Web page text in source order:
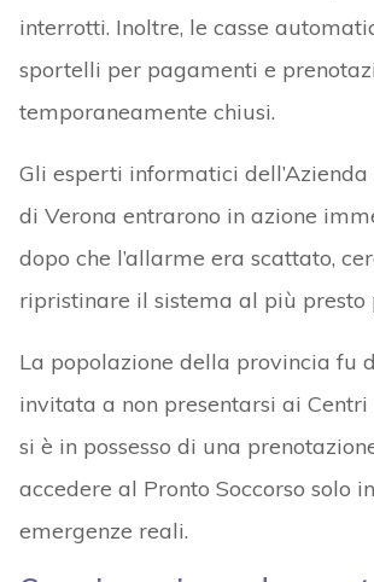
interrotti. Inoltre, le casse
sportelli per pagamenti e
temporaneamente chiusi.
Gli esperti informatici dell’Azienda
di Verona entrarono in azione
dopo che l’allarme era scattato,
ripristinare il sistema al più presto
La popolazione della provincia fu
invitata a non presentarsi ai Centri
si è in possesso di una
accedere al Pronto Soccorso solo
emergenze reali.